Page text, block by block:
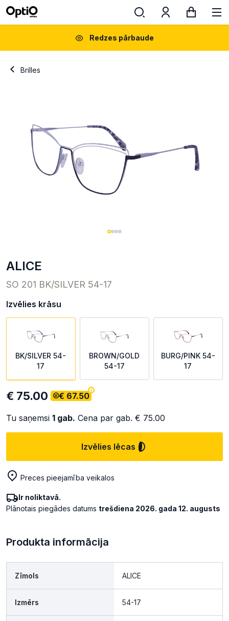
Redzes pārbaude
Brilles
ALICE
SO 201 BK/SILVER 54-17
Izvēlies krāsu
BK/SILVER 54-
17
BROWN/GOLD
54-17
BURG/PINK 54-
17
€ 75.00 € 67.50
Tu saņemsi 1 gab. Cena par gab. € 75.00
Izvēlies lēcas
Preces pieejamība veikalos
Ir noliktavā.
Plānotais piegādes datums trešdiena 2026. gada 12. augusts
Produkta informācija
Zīmols ALICE
Izmērs 54-17